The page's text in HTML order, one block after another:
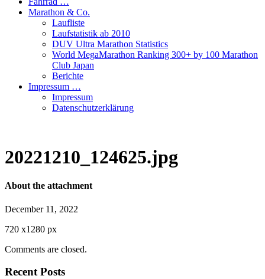
Marathon & Co.
Laufliste
Laufstatistik ab 2010
DUV Ultra Marathon Statistics
World MegaMarathon Ranking 300+ by 100 Marathon
Club Japan
Berichte
Impressum …
Impressum
Datenschutzerklärung
20221210_124625.jpg
About the attachment
December 11, 2022
720 x1280 px
Comments are closed.
Recent Posts